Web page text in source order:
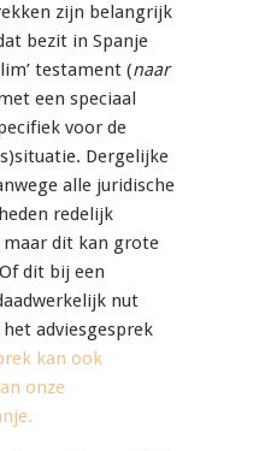
zijn belangrijk
bezit in Spanje
testament (naar
een speciaal
voor de
Dergelijke
alle juridische
redelijk
dit kan grote
dit bij een
nut
adviesgesprek
kan ook
onze